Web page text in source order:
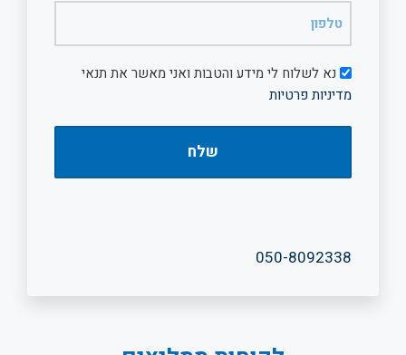
דיוורנא לשלוח לי מידע והטבות ואני מאשר את תנאי
מדיניות פרטיות
050-8092338